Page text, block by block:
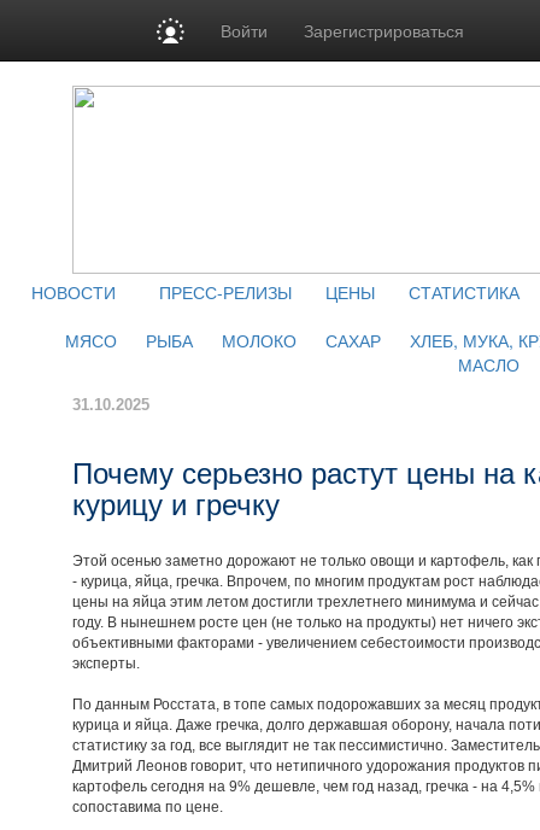
Войти Зарегистрироваться
НОВОСТИ ПРЕСС-РЕЛИЗЫ ЦЕНЫ
СТАТИСТИКА
МЯСО
РЫБА МОЛОКО САХАР
ХЛЕБ, МУКА,
МАСЛО
31.10.2025
Почему серьезно растут цены на
курицу и гречку
Этой осенью заметно дорожают не только овощи и картофель, как
- курица, яйца, гречка. Впрочем, по многим продуктам рост
цены на яйца этим летом достигли трехлетнего минимума и
году. В нынешнем росте цен (не только на продукты) нет ничего
объективными факторами - увеличением себестоимости
эксперты.
По данным Росстата, в топе самых подорожавших за месяц
курица и яйца. Даже гречка, долго державшая оборону, начала
статистику за год, все выглядит не так пессимистично.
Дмитрий Леонов говорит, что нетипичного удорожания продуктов
картофель сегодня на 9% дешевле, чем год назад, гречка - на
сопоставима по цене.